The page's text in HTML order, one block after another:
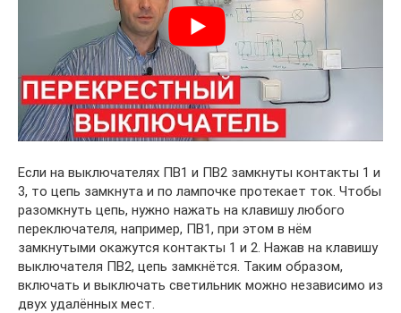
Если на выключателях ПВ1 и ПВ2 замкнуты контакты 1 и
3, то цепь замкнута и по лампочке протекает ток. Чтобы
разомкнуть цепь, нужно нажать на клавишу любого
переключателя, например, ПВ1, при этом в нём
замкнутыми окажутся контакты 1 и 2. Нажав на клавишу
выключателя ПВ2, цепь замкнётся. Таким образом,
включать и выключать светильник можно независимо из
двух удалённых мест.